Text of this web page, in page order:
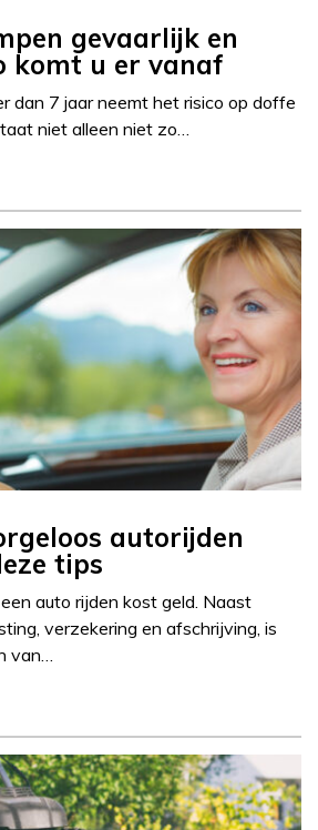
gevaarlijk en
komt u er vanaf
dan 7 jaar neemt het risico op doffe
niet alleen niet zo…
autorijden
tips
auto rijden kost geld. Naast
verzekering en afschrijving, is
van…